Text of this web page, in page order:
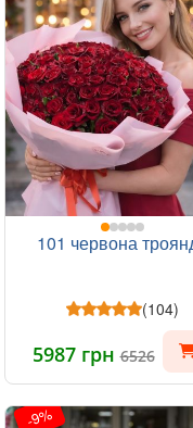
101 червона
(104)
5987 грн6526
-9%